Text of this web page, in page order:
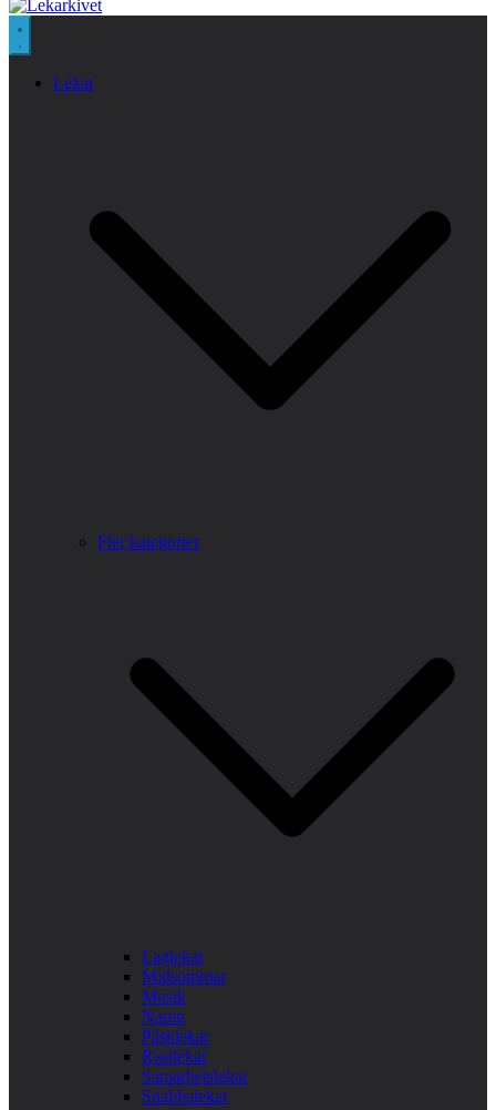
Lekar
Fler kategorier
Laglekar
Midsommar
Musik
Namn
Påsklekar
Rastlekar
Samarbetslekar
Snabbalekar